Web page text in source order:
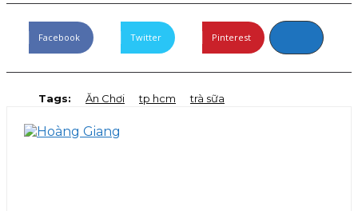
Facebook Twitter Pinterest
Tags: Ăn Chơi tp hcm trà sữa